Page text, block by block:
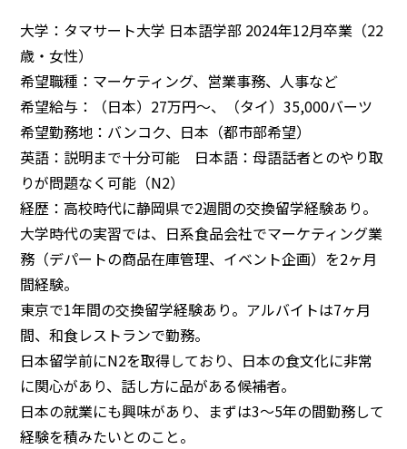
大学：タマサート大学 日本語学部 2024年12月卒業（22
歳・女性）
希望職種：マーケティング、営業事務、人事など
希望給与：（日本）27万円～、（タイ）35,000バーツ
希望勤務地：バンコク、日本（都市部希望）
英語：説明まで十分可能 日本語：母語話者とのやり取
りが問題なく可能（N2）
経歴：高校時代に静岡県で2週間の交換留学経験あり。
大学時代の実習では、日系食品会社でマーケティング業
務（デパートの商品在庫管理、イベント企画）を2ヶ月
間経験。
東京で1年間の交換留学経験あり。アルバイトは7ヶ月
間、和食レストランで勤務。
日本留学前にN2を取得しており、日本の食文化に非常
に関心があり、話し方に品がある候補者。
日本の就業にも興味があり、まずは3〜5年の間勤務して
経験を積みたいとのこと。